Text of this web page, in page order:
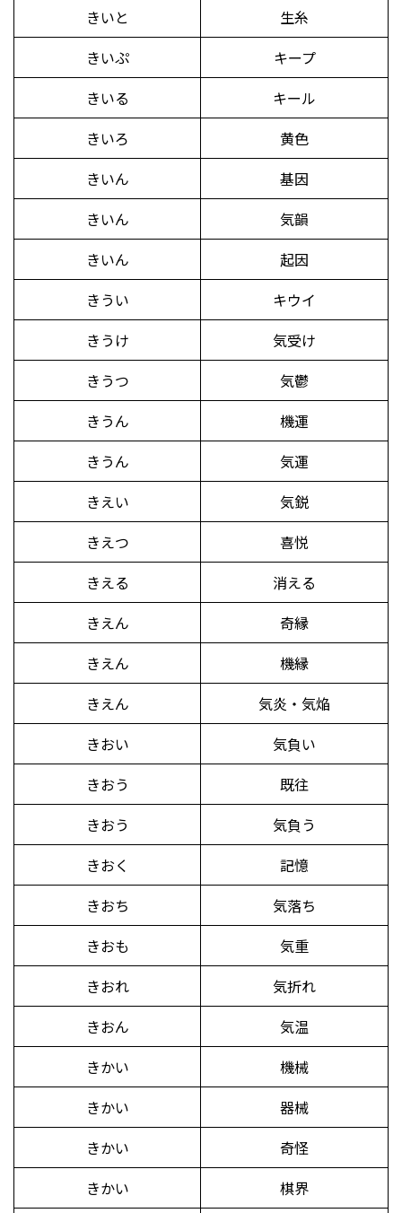
きいと
生糸
きいぷ
キープ
きいる
キール
きいろ
黄色
きいん
基因
きいん
気韻
きいん
起因
きうい
キウイ
きうけ
気受け
きうつ
気鬱
きうん
機運
きうん
気運
きえい
気鋭
きえつ
喜悦
きえる
消える
きえん
奇縁
きえん
機縁
きえん
気炎・気焔
きおい
気負い
きおう
既往
きおう
気負う
きおく
記憶
きおち
気落ち
きおも
気重
きおれ
気折れ
きおん
気温
きかい
機械
きかい
器械
きかい
奇怪
きかい
棋界